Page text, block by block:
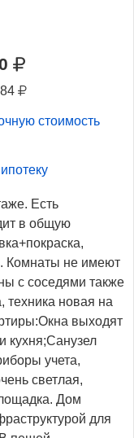
стоимость
Есть
в общую
Комнаты не имеют
с соседями также
техника новая на
выходят
кухня;Санузел
учета,
светлая,
Дом
для